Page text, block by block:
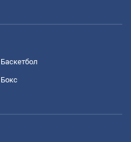
Баскетбол
Бокс